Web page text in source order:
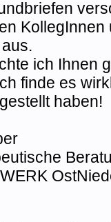
ich Ihnen
finde es
haben!